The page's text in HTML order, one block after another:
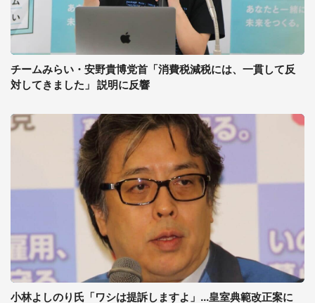
チームみらい・安野貴博党首「消費税減税には、一貫して反
対してきました」 説明に反響
小林よしのり氏「ワシは提訴しますよ」...皇室典範改正案に